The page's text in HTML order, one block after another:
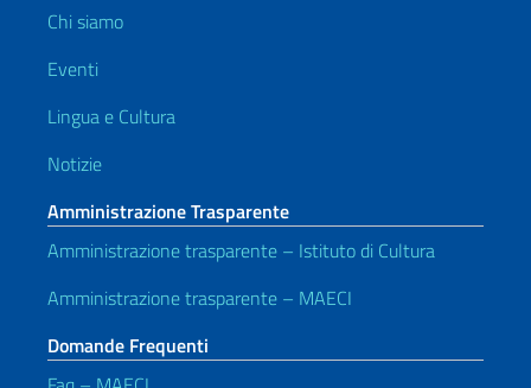
Chi siamo
Eventi
Lingua e Cultura
Notizie
Amministrazione Trasparente
Amministrazione trasparente – Istituto di Cultura
Amministrazione trasparente – MAECI
Domande Frequenti